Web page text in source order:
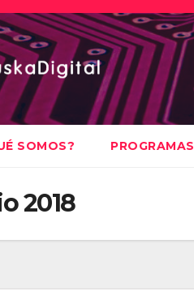
SOMOS? PROGRAMAS
2018